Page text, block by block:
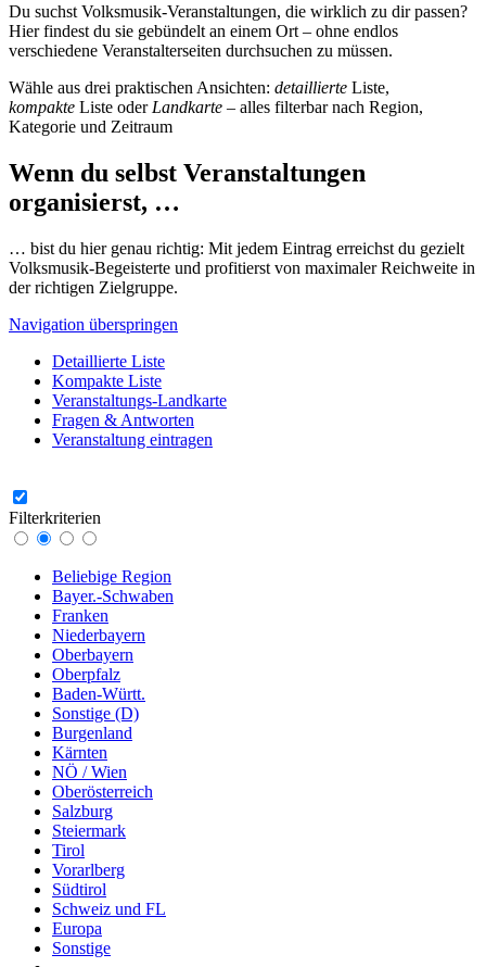
Du suchst Volksmusik-Veranstaltungen, die wirklich zu dir passen?
Hier findest du sie gebündelt an einem Ort – ohne endlos
verschiedene Veranstalterseiten durchsuchen zu müssen.
Wähle aus drei praktischen Ansichten: detaillierte Liste,
kompakte Liste oder Landkarte – alles filterbar nach Region,
Kategorie und Zeitraum
Wenn du selbst Veranstaltungen
organisierst, …
… bist du hier genau richtig: Mit jedem Eintrag erreichst du gezielt
Volksmusik-Begeisterte und profitierst von maximaler Reichweite in
der richtigen Zielgruppe.
Navigation überspringen
Detaillierte Liste
Kompakte Liste
Veranstaltungs-Landkarte
Fragen & Antworten
Veranstaltung eintragen
Filterkriterien
Beliebige Region
Bayer.-Schwaben
Franken
Niederbayern
Oberbayern
Oberpfalz
Baden-Württ.
Sonstige (D)
Burgenland
Kärnten
NÖ / Wien
Oberösterreich
Salzburg
Steiermark
Tirol
Vorarlberg
Südtirol
Schweiz und FL
Europa
Sonstige